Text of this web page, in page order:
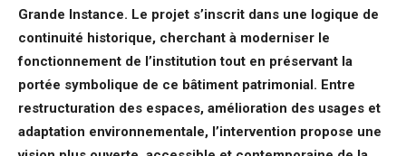
Grande Instance. Le projet s’inscrit dans une logique de
continuité historique, cherchant à moderniser le
fonctionnement de l’institution tout en préservant la
portée symbolique de ce bâtiment patrimonial. Entre
restructuration des espaces, amélioration des usages et
adaptation environnementale, l’intervention propose une